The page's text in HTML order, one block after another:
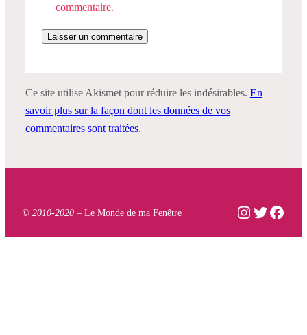
commentaire.
Ce site utilise Akismet pour réduire les indésirables. En
savoir plus sur la façon dont les données de vos
commentaires sont traitées.
© 2010-2020 – Le Monde de ma Fenêtre Instagram
Twitter